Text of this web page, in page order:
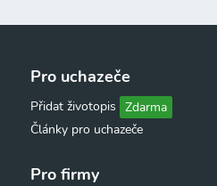
Pro uchazeče
Přidat životopis Zdarma
Články pro uchazeče
Pro firmy